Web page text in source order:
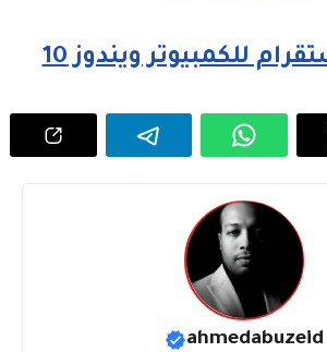
للكمبيوتر ويندوز 10
ahmedabuzeid